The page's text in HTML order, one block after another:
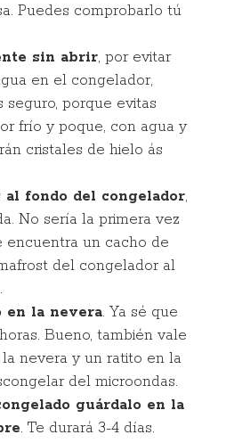
Puedes comprobarlo tú
sin abrir, por evitar
en el congelador,
seguro, porque evitas
frío y poque, con agua y
cristales de hielo ás
al fondo del congelador,
No sería la primera vez
encuentra un cacho de
del congelador al
en la nevera. Ya sé que
Bueno, también vale
nevera y un ratito en la
del microondas.
guárdalo en la
. Te durará 3-4 días.